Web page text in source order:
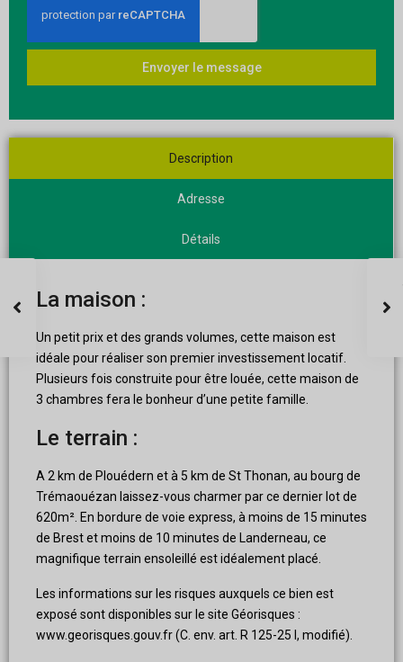
Envoyer le message
Description
Adresse
Détails
La maison :
Un petit prix et des grands volumes, cette maison est
idéale pour réaliser son premier investissement locatif.
Plusieurs fois construite pour être louée, cette maison de
3 chambres fera le bonheur d’une petite famille.
Le terrain :
A 2 km de Plouédern et à 5 km de St Thonan, au bourg de
Trémaouézan laissez-vous charmer par ce dernier lot de
620m². En bordure de voie express, à moins de 15 minutes
de Brest et moins de 10 minutes de Landerneau, ce
magnifique terrain ensoleillé est idéalement placé.
Les informations sur les risques auxquels ce bien est
exposé sont disponibles sur le site Géorisques :
www.georisques.gouv.fr (C. env. art. R 125-25 I, modifié).